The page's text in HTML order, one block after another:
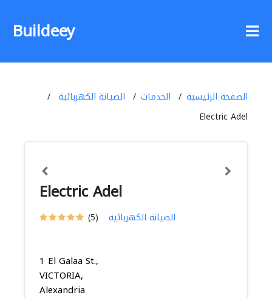
Buildeey
الصفحة الرئيسية الخدمات
الصيانة الكهربائية
Electric Adel
Electric Adel
(5) الصيانة الكهربائية
1 El Galaa St.,
VICTORIA,
Alexandria